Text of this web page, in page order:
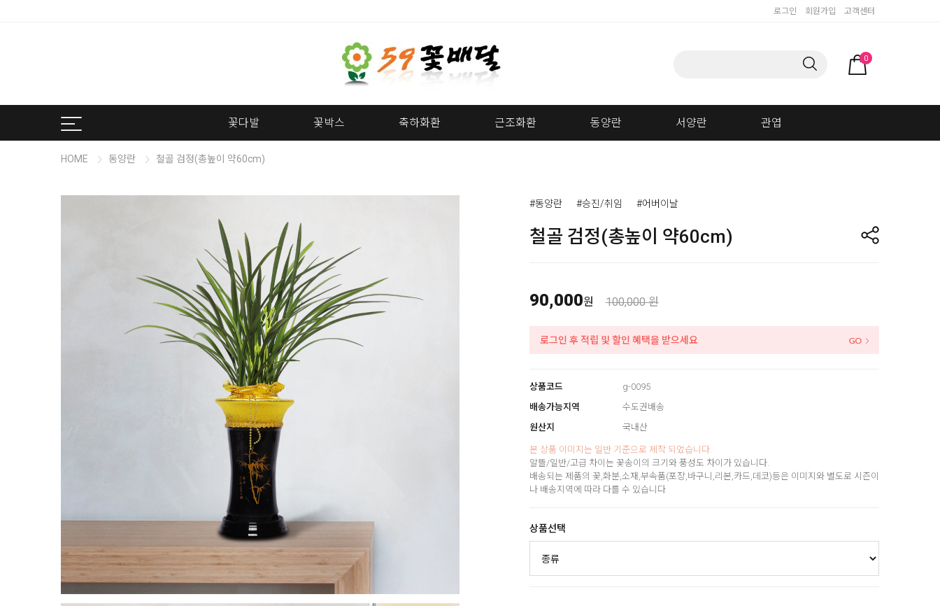
로그인 회원가입 고객센터
0
꽃다발 꽃박스 축하화환 근조화환 동양란 서양란 관엽
HOME 동양란 철골 검정(총높이 약60cm)
#동양란 #승진/취임 #어버이날
철골 검정(총높이 약60cm)
90,000원 100,000 원
로그인 후 적립 및 할인 혜택을 받으세요
상품코드
g-0095
배송가능지역
수도권배송
원산지
국내산
본 상품 이미지는 일반 기준으로 제작 되었습니다.
알뜰/일반/고급 차이는 꽃송이의 크기와 풍성도 차이가 있습니다.
배송되는 제품의 꽃,화분,소재,부속품(포장,바구니,리본,카드,데코)등은 이미지와 별도로 시즌이
나 배송지역에 따라 다를 수 있습니다
상품선택